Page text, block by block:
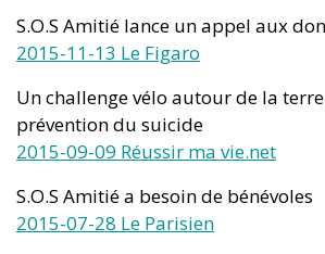
S.O.S Amitié lance un appel aux
2015-11-13 Le Figaro
Un challenge vélo autour de la
prévention du suicide
2015-09-09 Réussir ma vie.net
S.O.S Amitié a besoin de bénévoles
2015-07-28 Le Parisien